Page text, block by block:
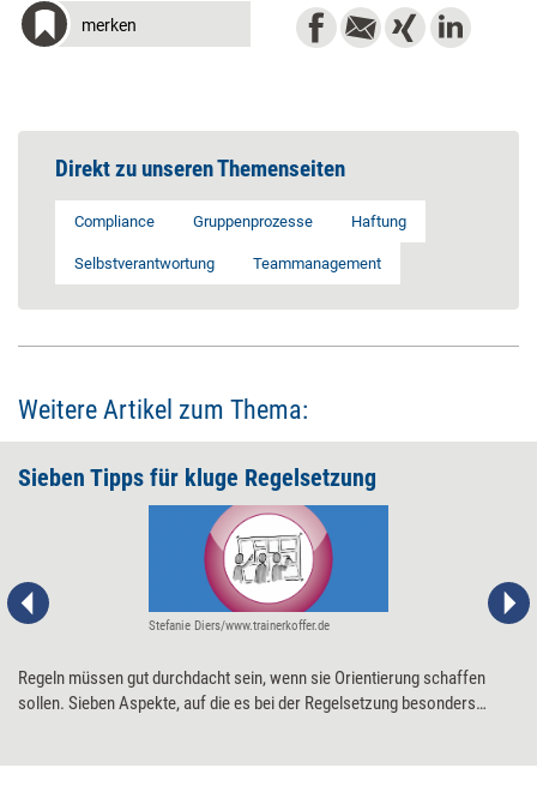
merken
Direkt zu unseren Themenseiten
Compliance Gruppenprozesse Haftung
Selbstverantwortung Teammanagement
Weitere Artikel zum Thema:
Sieben Tipps für kluge Regelsetzung
Stefanie Diers/www.trainerkoffer.de
Regeln müssen gut durchdacht sein, wenn sie Orientierung schaffen
sollen. Sieben Aspekte, auf die es bei der Regelsetzung besonders